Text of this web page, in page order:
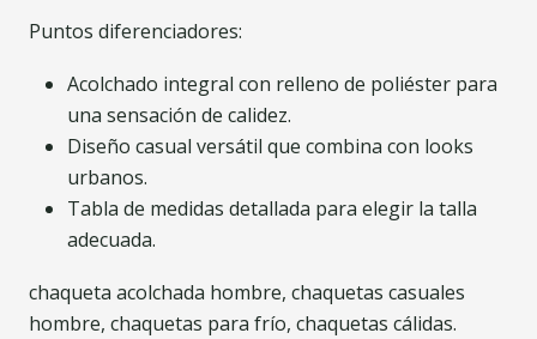
Puntos diferenciadores:
Acolchado integral con relleno de poliéster para
una sensación de calidez.
Diseño casual versátil que combina con looks
urbanos.
Tabla de medidas detallada para elegir la talla
adecuada.
chaqueta acolchada hombre, chaquetas casuales
hombre, chaquetas para frío, chaquetas cálidas.